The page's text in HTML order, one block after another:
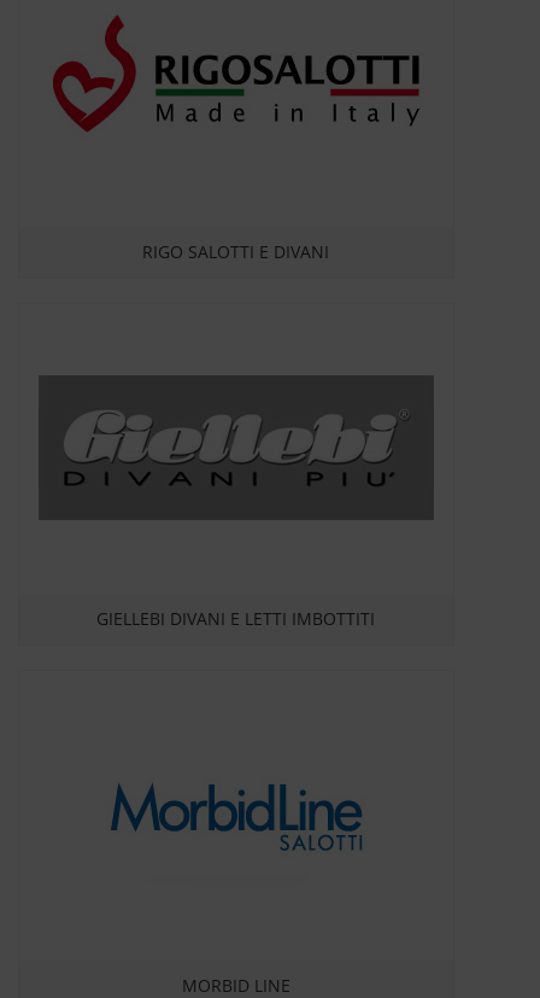
RIGO SALOTTI E DIVANI
GIELLEBI DIVANI E LETTI IMBOTTITI
MORBID LINE